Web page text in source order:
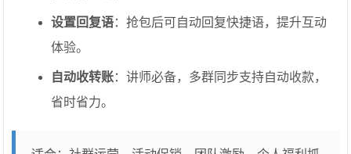
设置回复语：抢包后可自动回复快捷语，提升互动
体验。
自动收转账：讲师必备，多群同步支持自动收款，
省时省力。